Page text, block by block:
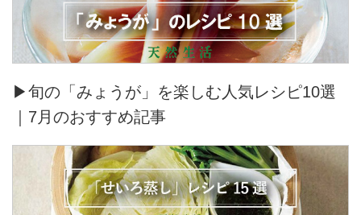
▶旬の「みょうが」を楽しむ人気レシピ10選
｜7月のおすすめ記事